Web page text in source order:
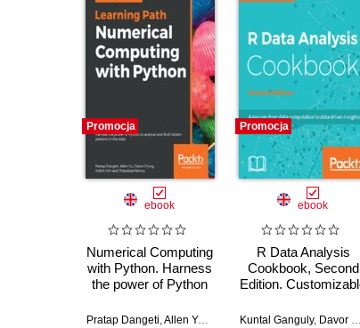
Promocja
ebook
Numerical Computing
with Python. Harness
the power of Python
hidden patterns in the
Pratap Dangeti,Allen Yu , Claire Chung,Aldrin Yim,
Promocja
ebook
R Data Analysis
Cookbook, Second
Edition.
mining, data
Kuntal Ganguly, Davor Lozić